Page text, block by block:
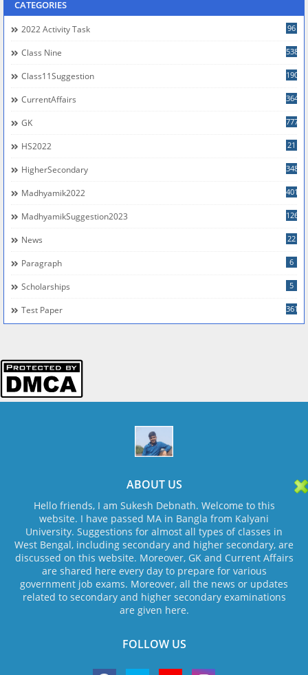
CATEGORIES
2022 Activity Task 96
Class Nine 538
Class11Suggestion 190
CurrentAffairs 364
GK 777
HS2022 21
HigherSecondary 348
Madhyamik2022 401
MadhyamikSuggestion2023 126
News 22
Paragraph 6
Scholarships 5
Test Paper 361
ABOUT US
Hello friends, I am Sukesh Debnath. Welcome to this
website. I have passed MA in Bangla from Kalyani
University. Suggestions for almost all types of classes in
West Bengal, including secondary and higher secondary, are
discussed on this website. Moreover, GK and Current Affairs
are shared here every day to prepare for various
government job exams. Moreover, all the news or updates
related to secondary and higher secondary examinations
are given here.
FOLLOW US